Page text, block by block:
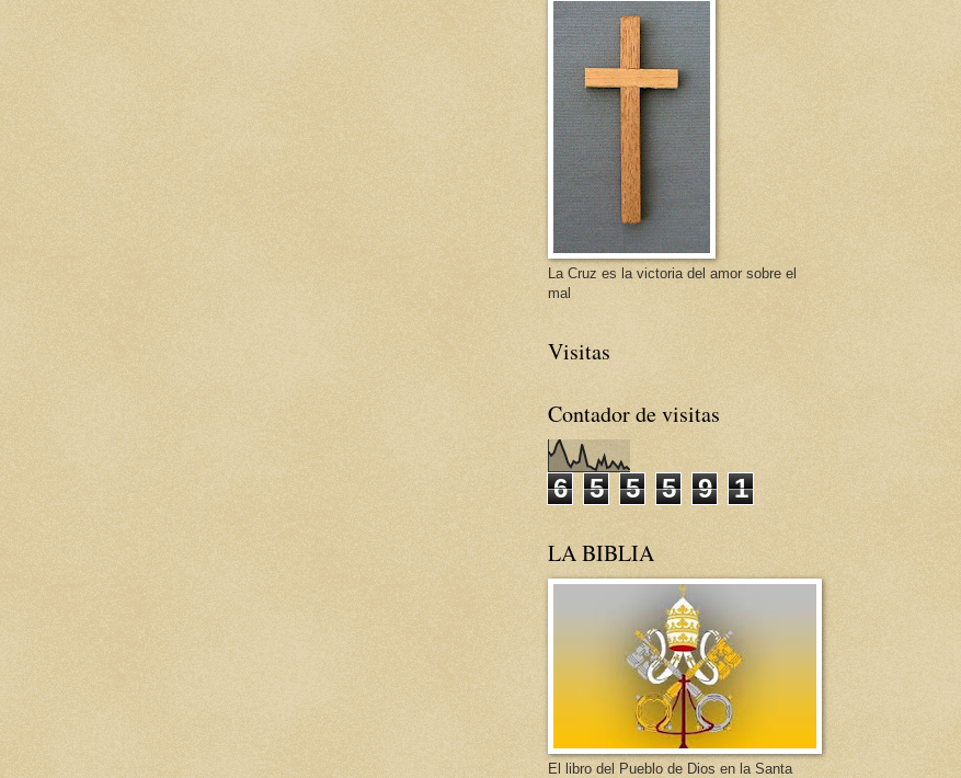
La Cruz es la victoria del amor sobre el
mal
Visitas
Contador de visitas
6 5 5 5 9 1
LA BIBLIA
El libro del Pueblo de Dios en la Santa